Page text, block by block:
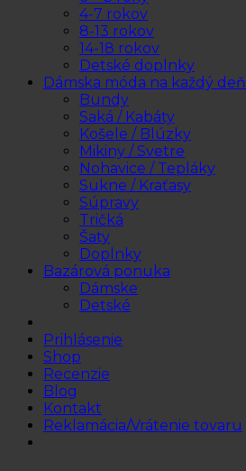
4-7 rokov
8-13 rokov
14-18 rokov
Detské doplnky
Dámska móda na každý deň
Bundy
Saká / Kabáty
Košele / Blúzky
Mikiny / Svetre
Nohavice / Tepláky
Sukne / Kraťasy
Súpravy
Tričká
Šaty
Doplnky
Bazárová ponuka
Dámske
Detské
Prihlásenie
Shop
Recenzie
Blog
Kontakt
Reklamácia/Vrátenie tovaru